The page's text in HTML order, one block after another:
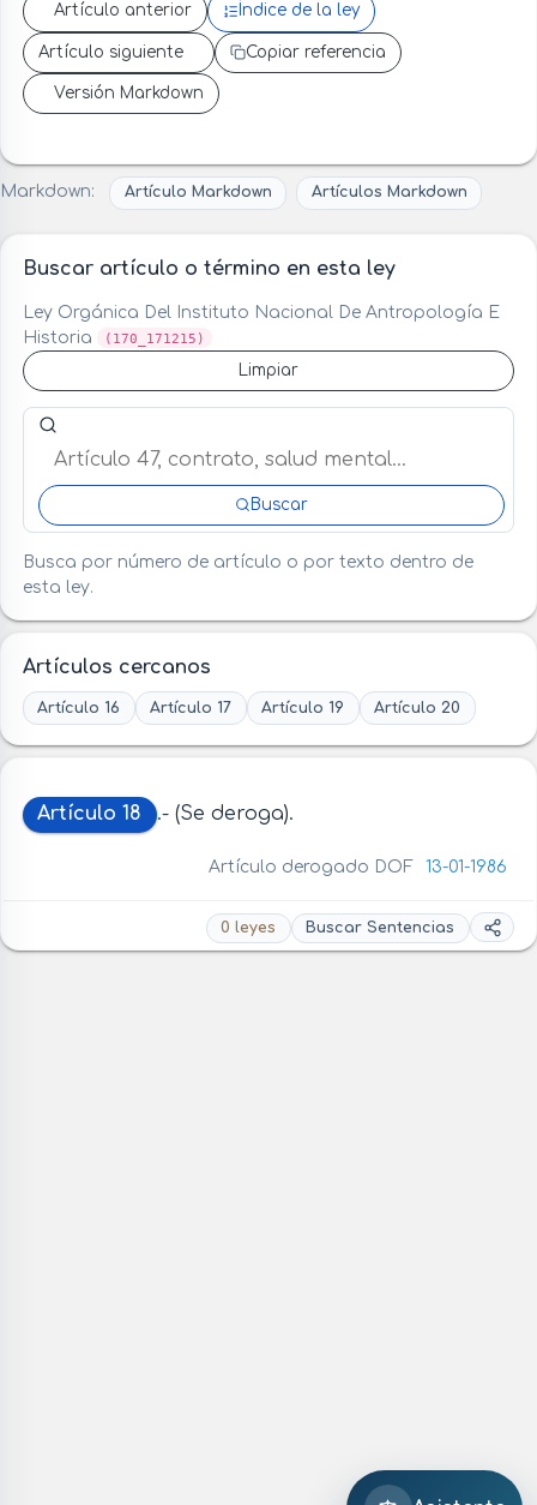
Artículo anterior Índice de la ley
Artículo siguiente Copiar referencia
Versión Markdown
Markdown: Artículo Markdown Artículos Markdown
Buscar artículo o término en esta ley
Ley Orgánica Del Instituto Nacional De Antropología E
Historia
(170_171215)
Limpiar
Buscar artículo o término en esta ley
Buscar
Busca por número de artículo o por texto dentro de
esta ley.
Artículos cercanos
Artículo 16 Artículo 17 Artículo 19 Artículo 20
Artículo 18 .- (Se deroga).
Artículo derogado DOF 13-01-1986
0 leyes Buscar Sentencias